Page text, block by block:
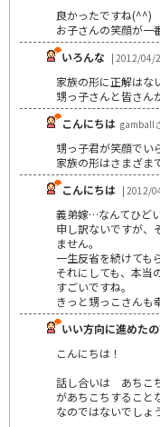
良かったですね(^^)
お子さんの笑顔が一
いろんな | 2012/04/
家族の形に正解はな
甥っ子さんと皆さん
こんにちは gamball
甥っ子君が笑顔でい
家族の形はさまざま
こんにちは | 2012/
義弟嫁…なんてひど
申し訳ないですが、
ません。
一生反省を続けても
それにしても、本当
すごいですね。
きっと甥っこさんも
いい方向に進めた
こんにちは！
話し合いは あちこ
があちこちするこ
なのではないでしょ